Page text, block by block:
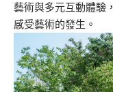
藝術與多元互動體驗
感受藝術的發生。